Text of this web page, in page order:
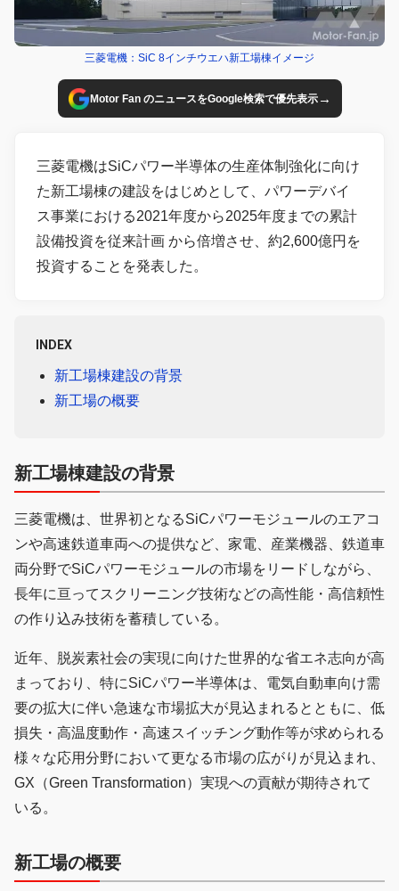
三菱電機：SiC 8インチウエハ新工場棟イメージ
Motor Fan のニュースをGoogle検索で優先表示→
三菱電機はSiCパワー半導体の生産体制強化に向け
た新工場棟の建設をはじめとして、パワーデバイ
ス事業における2021年度から2025年度までの累計
設備投資を従来計画 から倍増させ、約2,600億円を
投資することを発表した。
INDEX
新工場棟建設の背景
新工場の概要
新工場棟建設の背景
三菱電機は、世界初となるSiCパワーモジュールのエアコ
ンや高速鉄道車両への提供など、家電、産業機器、鉄道車
両分野でSiCパワーモジュールの市場をリードしながら、
長年に亘ってスクリーニング技術などの高性能・高信頼性
の作り込み技術を蓄積している。
近年、脱炭素社会の実現に向けた世界的な省エネ志向が高
まっており、特にSiCパワー半導体は、電気自動車向け需
要の拡大に伴い急速な市場拡大が見込まれるとともに、低
損失・高温度動作・高速スイッチング動作等が求められる
様々な応用分野において更なる市場の広がりが見込まれ、
GX（Green Transformation）実現への貢献が期待されて
いる。
新工場の概要